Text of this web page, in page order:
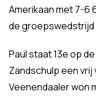
Amerikaan met 7-6
de groepswedstrijd
Paul staat 13e op
Zandschulp een
Veenendaaler won